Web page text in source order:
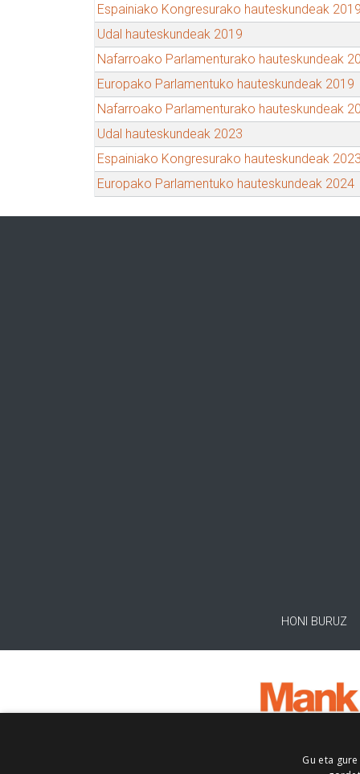
Espainiako Kongresurako hauteskundeak 2019
Udal hauteskundeak 2019
Nafarroako Parlamenturako hauteskundeak
Europako Parlamentuko hauteskundeak 2019
Nafarroako Parlamenturako hauteskundeak
Udal hauteskundeak 2023
Espainiako Kongresurako hauteskundeak 2023
Europako Parlamentuko hauteskundeak 2024
HONI BURUZ
Gu eta